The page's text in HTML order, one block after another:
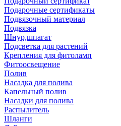
Подарочные сертификаты
Подвязочный материал
Подвязка
Шнур,шпагат
Подсветка для растений
Крепления для фитоламп
Фитоосвещение
Полив
Насадка для полива
Капельный полив
Насадки для полива
Распылитель
Шланги